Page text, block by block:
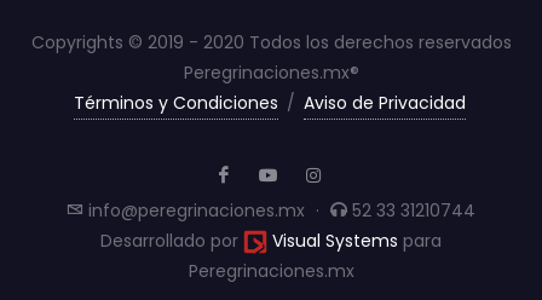
Copyrights © 2019 - 2020 Todos los derechos reservados
Peregrinaciones.mx®
Términos y Condiciones / Aviso de Privacidad
info@peregrinaciones.mx ·
52 33 31210744
Desarrollado por
Visual Systems para
Peregrinaciones.mx